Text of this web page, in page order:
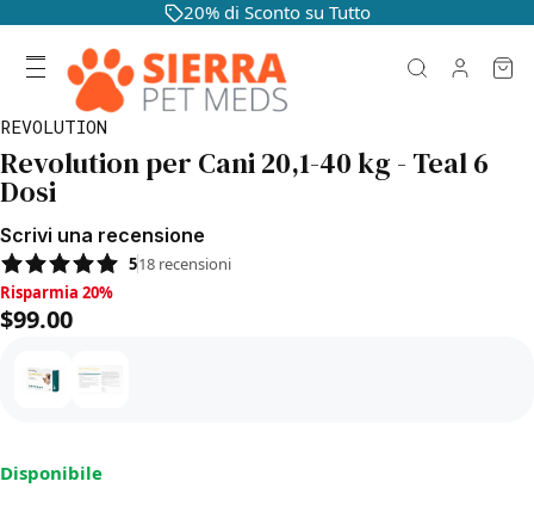
20% di Sconto su Tutto
REVOLUTION
Revolution per Cani 20,1-40 kg - Teal 6
Dosi
Scrivi una recensione
518 recensioni
Risparmia 20%, $99.00
Risparmia 20%
$99.00
Disponibile